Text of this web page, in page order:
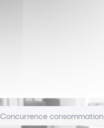
Concurrence consommation